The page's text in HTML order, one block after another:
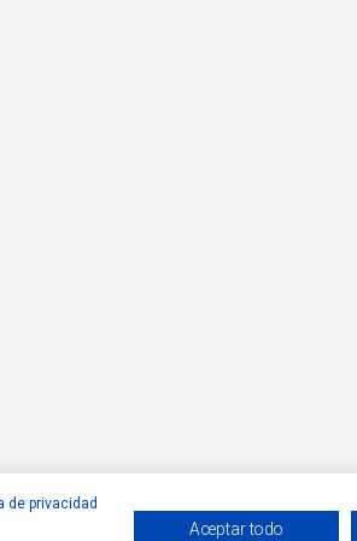
de privacidad
Aceptar todo